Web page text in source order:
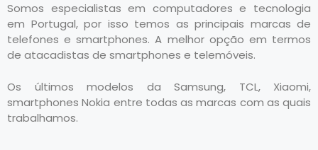
Somos especialistas em computadores e tecnologia
em Portugal, por isso temos as principais marcas de
telefones e smartphones. A melhor opção em termos
de atacadistas de smartphones e telemóveis.
Os últimos modelos da Samsung, TCL, Xiaomi,
smartphones Nokia entre todas as marcas com as quais
trabalhamos.